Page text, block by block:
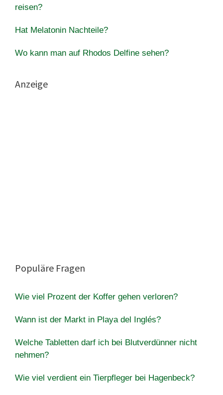
reisen?
Hat Melatonin Nachteile?
Wo kann man auf Rhodos Delfine sehen?
Anzeige
Populäre Fragen
Wie viel Prozent der Koffer gehen verloren?
Wann ist der Markt in Playa del Inglés?
Welche Tabletten darf ich bei Blutverdünner nicht
nehmen?
Wie viel verdient ein Tierpfleger bei Hagenbeck?